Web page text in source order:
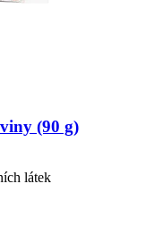
(90 g)
látek